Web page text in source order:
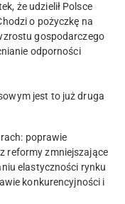
że udzielił Polsce
o pożyczkę na
gospodarczego
odporności
jest to już druga
poprawie
reformy zmniejszające
elastyczności rynku
konkurencyjności i